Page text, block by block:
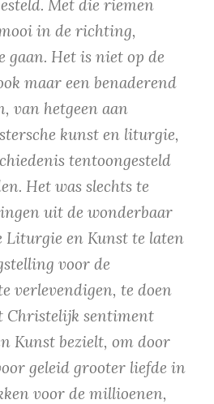
Met die riemen
in de richting,
gaan. Het is niet op de
maar een benaderend
van hetgeen aan
kunst en liturgie,
tentoongesteld
Het was slechts te
uit de wonderbaar
Liturgie en Kunst te laten
voor de
verlevendigen, te doen
Christelijk sentiment
Kunst bezielt, om door
geleid grooter liefde in
voor de millioenen,